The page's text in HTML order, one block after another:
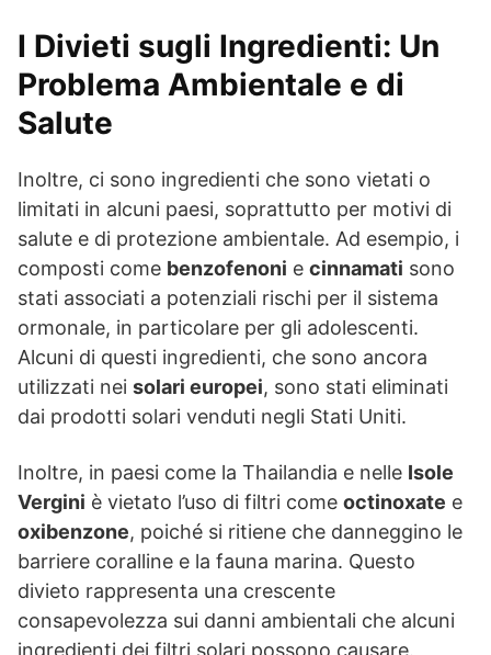
I Divieti sugli Ingredienti: Un
Problema Ambientale e di
Salute
Inoltre, ci sono ingredienti che sono vietati o
limitati in alcuni paesi, soprattutto per motivi di
salute e di protezione ambientale. Ad esempio, i
composti come benzofenoni e cinnamati sono
stati associati a potenziali rischi per il sistema
ormonale, in particolare per gli adolescenti.
Alcuni di questi ingredienti, che sono ancora
utilizzati nei solari europei, sono stati eliminati
dai prodotti solari venduti negli Stati Uniti.
Inoltre, in paesi come la Thailandia e nelle Isole
Vergini è vietato l’uso di filtri come octinoxate e
oxibenzone, poiché si ritiene che danneggino le
barriere coralline e la fauna marina. Questo
divieto rappresenta una crescente
consapevolezza sui danni ambientali che alcuni
ingredienti dei filtri solari possono causare.